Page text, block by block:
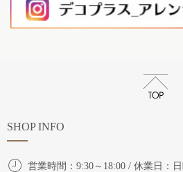
SHOP INFO
営業時間：9:30～18:00 / 休業日：